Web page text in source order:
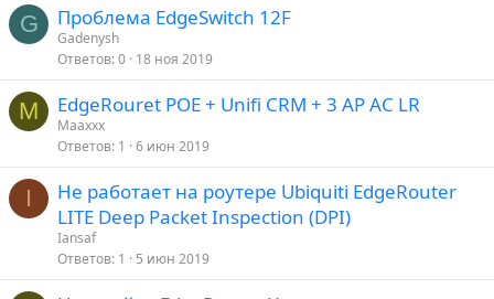
G Проблема EdgeSwitch 12F
Gadenysh
Ответов 0 18 ноя 2019
M EdgeRouret POE + Unifi CRM + 3 AP AC LR
Maaxxx
Ответов 1 6 июн 2019
I
Не работает на роутере Ubiquiti EdgeRouter
LITE Deep Packet Inspection (DPI)
Iansaf
Ответов 1 5 июн 2019